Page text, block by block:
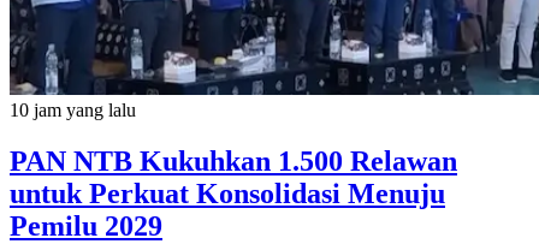
10 jam yang lalu
PAN NTB Kukuhkan 1.500 Relawan
untuk Perkuat Konsolidasi Menuju
Pemilu 2029